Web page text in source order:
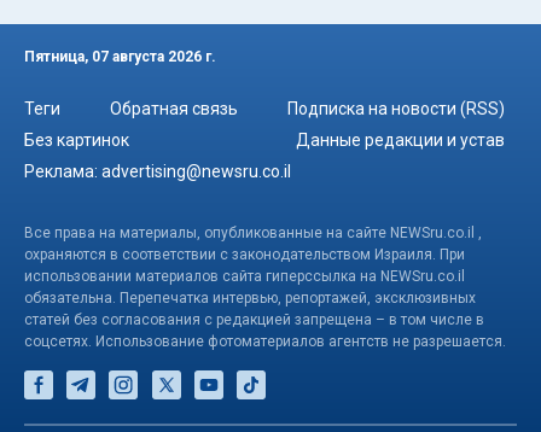
Пятница, 07 августа 2026 г.
Теги Обратная связь
Подписка на новости (RSS)
Без картинок
Данные редакции и устав
Реклама: advertising@newsru.co.il
Все права на материалы, опубликованные на сайте NEWSru.co.il ,
охраняются в соответствии с законодательством Израиля. При
использовании материалов сайта гиперссылка на NEWSru.co.il
обязательна. Перепечатка интервью, репортажей, эксклюзивных
статей без согласования с редакцией запрещена – в том числе в
соцсетях. Использование фотоматериалов агентств не разрешается.